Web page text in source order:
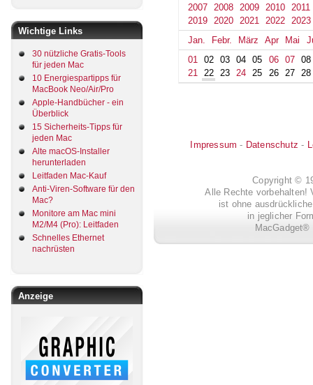
Wichtige Links
30 nützliche Gratis-Tools
für jeden Mac
10 Energiespartipps für
MacBook Neo/Air/Pro
Apple-Handbücher - ein
Überblick
15 Sicherheits-Tipps für
jeden Mac
Alte macOS-Installer
herunterladen
Leitfaden Mac-Kauf
Anti-Viren-Software für den
Mac?
Monitore am Mac mini
M2/M4 (Pro): Leitfaden
Schnelles Ethernet
nachrüsten
Anzeige
2007
2008 2009 2010
2011
2019
2020 2021 2022
2023
Jan.
Febr. März Apr Mai
01
02 03 04 05 06 07
08
21
22 23 24 25 26 27 28
Impressum - Datenschutz -
Copyright ©
Alle Rechte vorbehalten!
ist ohne
in jeglicher
MacGadget®